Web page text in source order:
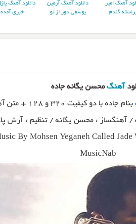
آهنگ امیر
گندم
دانلود آهنگ آرمین
یوسفی دور از تو
دانلود آهنگ
خبری آمده
آهنگمحسن یگانه جاده
بنام جاده با دو کیفیت ۳۲۰ و ۱۲۸ + متن آهنگ از
/ آهنگساز : محسن یگانه / تنظیم : آرش
By Mohsen Yeganeh Called
MusicNab